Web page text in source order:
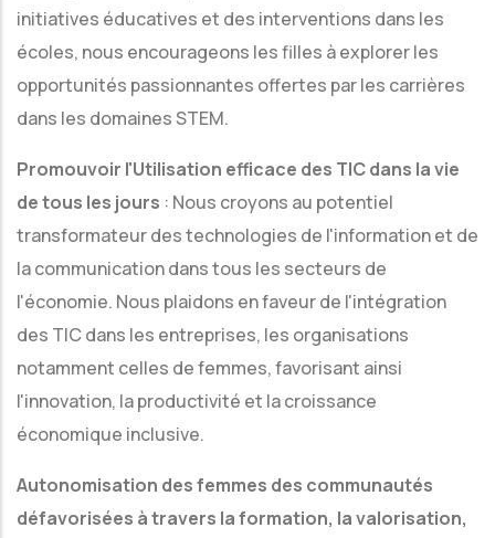
initiatives éducatives et des interventions dans les
écoles, nous encourageons les filles à explorer les
opportunités passionnantes offertes par les carrières
dans les domaines STEM.
Promouvoir l'Utilisation efficace des TIC dans la vie
de tous les jours : Nous croyons au potentiel
transformateur des technologies de l'information et de
la communication dans tous les secteurs de
l'économie. Nous plaidons en faveur de l'intégration
des TIC dans les entreprises, les organisations
notamment celles de femmes, favorisant ainsi
l'innovation, la productivité et la croissance
économique inclusive.
Autonomisation des femmes des communautés
défavorisées à travers la formation, la valorisation,